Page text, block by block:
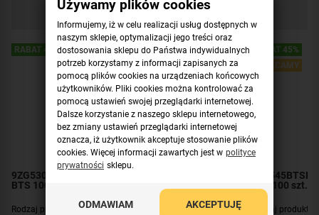
Sprawdź również
RABAT 45%
9ZG530BTSPT CELO Wkręty do betonu 5x30mm
BTS 100 szt.
Rodzaj produktu:wkręt do betonu (śruba)
RABAT 45%
BTS 100 szt.
POLECAMY
Rodzaj produktu:
Używamy plików cookies
Informujemy, iż w celu realizacji usług dostępnych w
naszym sklepie, optymalizacji jego treści oraz
dostosowania sklepu do Państwa indywidualnych
potrzeb korzystamy z informacji zapisanych za
pomocą plików cookies na urządzeniach końcowych
użytkowników. Pliki cookies można kontrolować za
pomocą ustawień swojej przeglądarki internetowej.
Dalsze korzystanie z naszego sklepu internetowego,
bez zmiany ustawień przeglądarki internetowej
oznacza, iż użytkownik akceptuje stosowanie plików
cookies. Więcej informacji zawartych jest w polityce
prywatności sklepu.
ODMAWIAM AKCEPTUJĘ